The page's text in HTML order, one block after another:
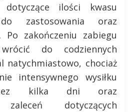
ilości kwasu
zastosowania oraz
Po zakończeniu zabiegu
do codziennych
natychmiastowo, chociaż
intensywnego wysiłku
kilka dni oraz
zaleceń dotyczących